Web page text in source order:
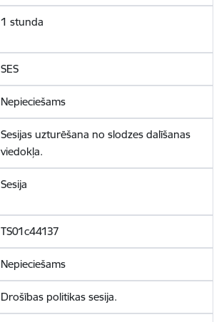
1 stunda
SES
Nepieciešams
Sesijas uzturēšana no slodzes dalīšanas
viedokļa.
Sesija
TS01c44137
Nepieciešams
Drošības politikas sesija.